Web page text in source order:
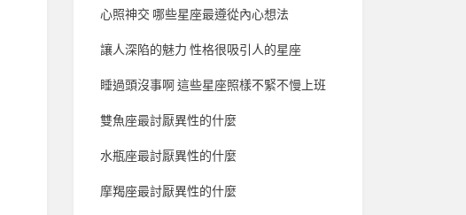
心照神交 哪些星座最遵從內心想法
讓人深陷的魅力 性格很吸引人的星座
睡過頭沒事啊 這些星座照樣不緊不慢上班
雙魚座最討厭異性的什麼
水瓶座最討厭異性的什麼
摩羯座最討厭異性的什麼